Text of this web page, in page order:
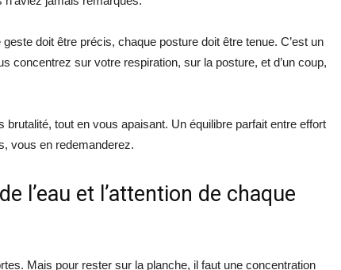
doit être précis, chaque posture doit être tenue. C’est un
concentrez sur votre respiration, sur la posture, et d’un coup,
tout en vous apaisant. Un équilibre parfait entre effort
vous en redemanderez.
l’eau et l’attention de chaque
Mais pour rester sur la planche, il faut une concentration